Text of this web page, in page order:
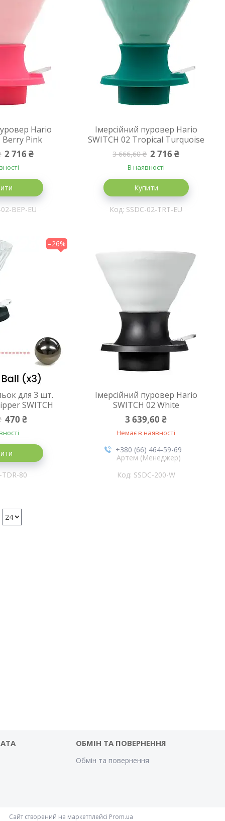
Hario
Berry Pink
2 716 ₴
BEP-EU
Імерсійний пуровер Hario
SWITCH 02 Tropical Turquoise
3 666,60 ₴ 2 716 ₴
В наявності
Купити
SSDC-02-TRT-EU
–26%
для 3 шт.
SWITCH
470 ₴
TDR-80
Імерсійний пуровер Hario
SWITCH 02 White
3 639,60 ₴
Немає в наявності
+380 (66) 464-59-69
Артем (Менеджер)
SSDC-200-W
ОБМІН ТА ПОВЕРНЕННЯ
Обмін та повернення
Сайт створений на маркетплейсі Prom.ua